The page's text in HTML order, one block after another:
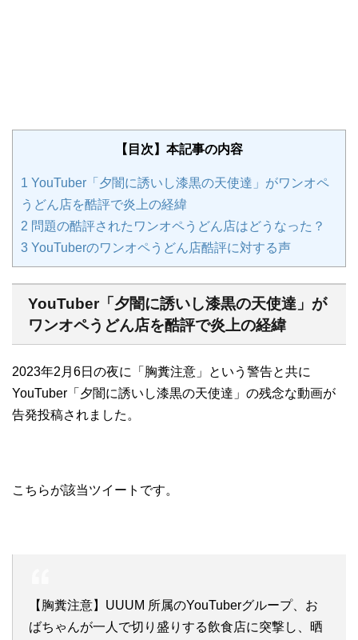
【目次】本記事の内容
1 YouTuber「夕闇に誘いし漆黒の天使達」がワンオペ
うどん店を酷評で炎上の経緯
2 問題の酷評されたワンオペうどん店はどうなった？
3 YouTuberのワンオペうどん店酷評に対する声
YouTuber「夕闇に誘いし漆黒の天使達」が
ワンオペうどん店を酷評で炎上の経緯
2023年2月6日の夜に「胸糞注意」という警告と共に
YouTuber「夕闇に誘いし漆黒の天使達」の残念な動画が
告発投稿されました。
こちらが該当ツイートです。
【胸糞注意】UUUM 所属のYouTuberグループ、お
ばちゃんが一人で切り盛りする飲食店に突撃し、晒